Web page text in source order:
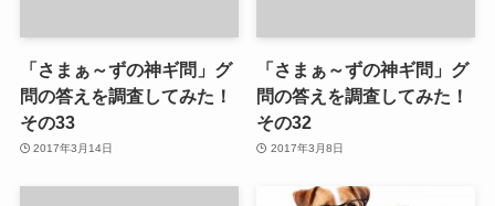
「さまぁ～ずの神ギ問」グ
問の答えを調査してみた！
その33
2017年3月14日
「さまぁ～ずの神ギ問」グ
問の答えを調査してみた！
その32
2017年3月8日